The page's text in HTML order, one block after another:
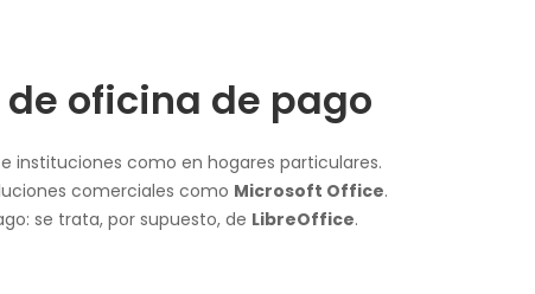
oficina de pago
instituciones como en hogares particulares.
comerciales como Microsoft Office.
se trata, por supuesto, de LibreOffice.